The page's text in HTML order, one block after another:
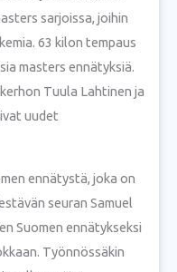
sarjoissa, joihin
63 kilon tempaus
masters ennätyksiä.
Tuula Lahtinen ja
uudet
ennätystä, joka on
seuran Samuel
Suomen ennätykseksi
Työnnössäkin